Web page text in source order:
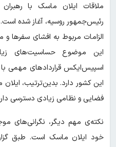
ملاقات‌ ایلان ماسک با
رئیس‌جمهور روسیه، آغاز شده
الزامات مربوط به افشای سفرها و
این موضوع حساسیت‌های
اسپیس‌ایکس قراردادهای مهمی با
این کشور دارد. بدین‌ترتیب،
فضایی و نظامی زیادی دسترسی
نکته‌ی مهم دیگر، نگرانی‌های
خود ایلان ماسک است. طبق